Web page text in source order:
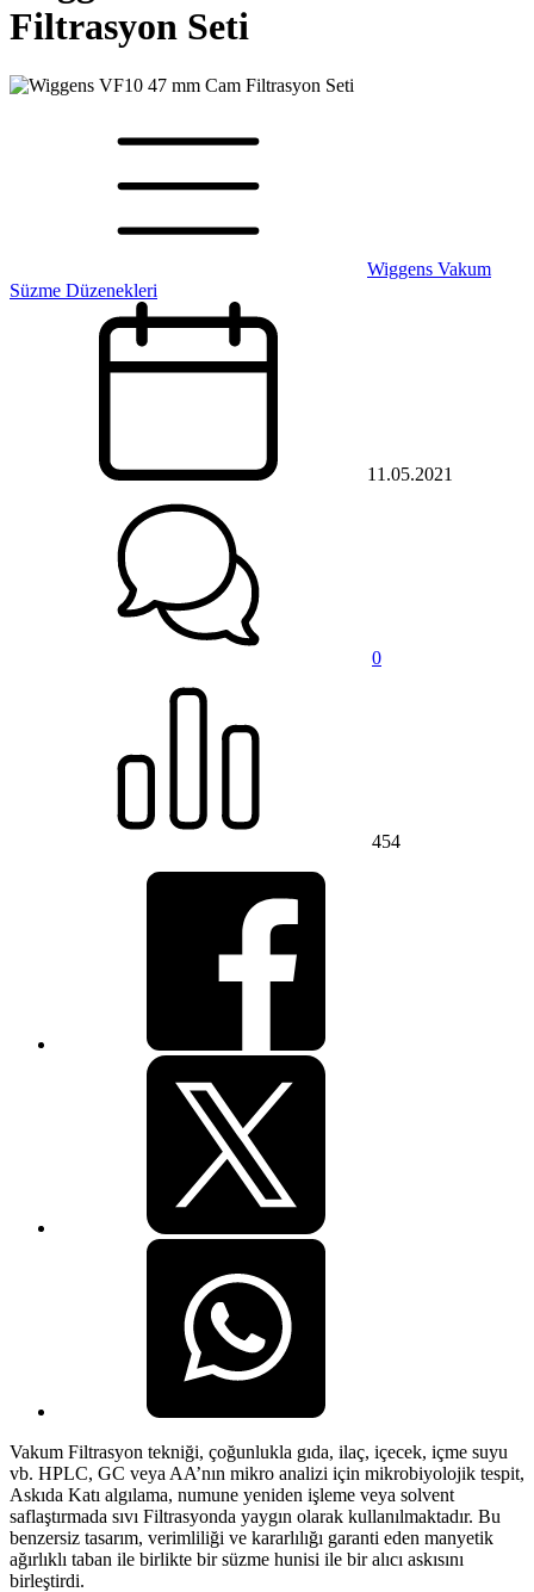
Filtrasyon Seti
Wiggens Vakum
Süzme Düzenekleri
11.05.2021
0
454
Vakum Filtrasyon tekniği, çoğunlukla gıda, ilaç, içecek, içme suyu
vb. HPLC, GC veya AA’nın mikro analizi için mikrobiyolojik tespit,
Askıda Katı algılama, numune yeniden işleme veya solvent
saflaştırmada sıvı Filtrasyonda yaygın olarak kullanılmaktadır. Bu
benzersiz tasarım, verimliliği ve kararlılığı garanti eden manyetik
ağırlıklı taban ile birlikte bir süzme hunisi ile bir alıcı askısını
birleştirdi.